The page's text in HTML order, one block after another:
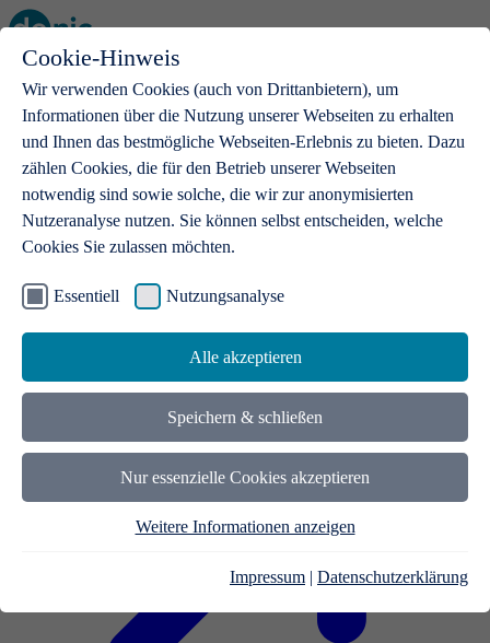
Cookie-Hinweis
Wir verwenden Cookies (auch von Drittanbietern), um
Informationen über die Nutzung unserer Webseiten zu erhalten
und Ihnen das bestmögliche Webseiten-Erlebnis zu bieten. Dazu
zählen Cookies, die für den Betrieb unserer Webseiten
notwendig sind sowie solche, die wir zur anonymisierten
Nutzeranalyse nutzen. Sie können selbst entscheiden, welche
Cookies Sie zulassen möchten.
Essentiell Nutzungsanalyse
Alle akzeptieren
Speichern & schließen
Nur essenzielle Cookies akzeptieren
Weitere Informationen anzeigen
Impressum | Datenschutzerklärung
Open main menu
.de-Domains
Mit einer .de-Domain erhalten Ideen eine Bühne